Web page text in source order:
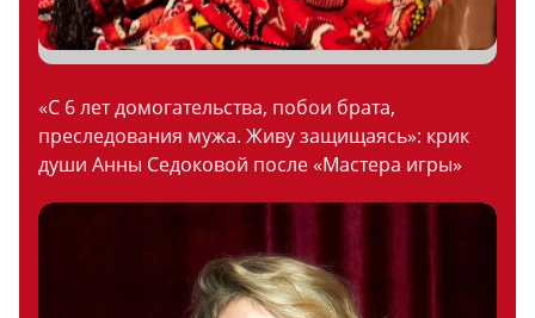
«С 6 лет домогательства, побои брата,
преследования мужа. Живу защищаясь»: крик
души Анны Седоковой после «Мастера игры»